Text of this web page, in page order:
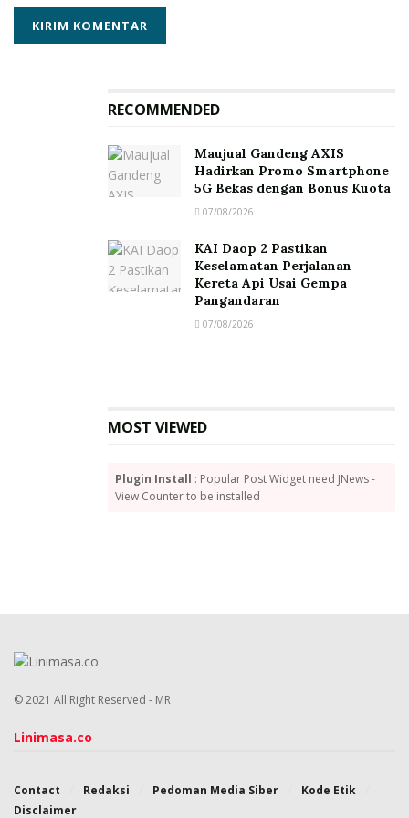
RECOMMENDED
Maujual Gandeng AXIS
Hadirkan Promo Smartphone
5G Bekas dengan Bonus Kuota
07/08/2026
KAI Daop 2 Pastikan
Keselamatan Perjalanan
Kereta Api Usai Gempa
Pangandaran
07/08/2026
MOST VIEWED
Plugin Install : Popular Post Widget need JNews -
View Counter to be installed
© 2021 All Right Reserved - MR
Linimasa.co
Contact Redaksi Pedoman Media Siber
Kode Etik
Disclaimer